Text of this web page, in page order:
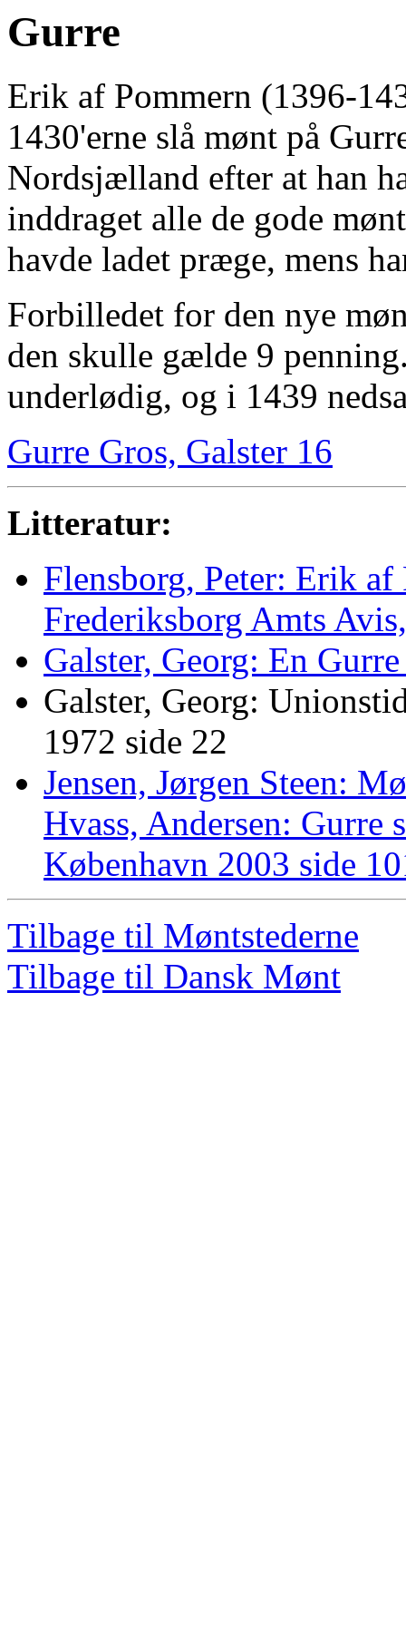
Gurre
Erik af Pommern (1396-
1430'erne slå mønt på
Nordsjælland efter at han
inddraget alle de gode
havde ladet præge, mens
Forbilledet for den nye
den skulle gælde 9
underlødig, og i 1439
Gurre Gros, Galster 16
Litteratur:
Flensborg, Peter: Erik af
Frederiksborg Amts
Galster, Georg: En
Galster, Georg:
1972 side 22
Jensen, Jørgen Steen:
Hvass, Andersen: Gurre
København 2003 side
Tilbage til Møntstederne
Tilbage til Dansk Mønt